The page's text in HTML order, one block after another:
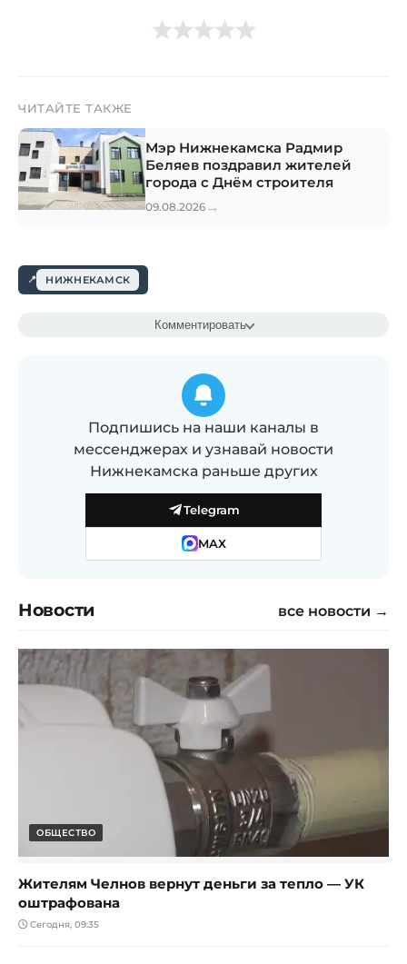
ЧИТАЙТЕ ТАКЖЕ
Мэр Нижнекамска Радмир
Беляев поздравил жителей
города с Днём строителя
09.08.2026 →
НИЖНЕКАМСК
Комментировать
Подпишись на наши каналы в
мессенджерах и узнавай новости
Нижнекамска раньше других
Telegram
MAX
Новости все новости →
ОБЩЕСТВО
Жителям Челнов вернут деньги за тепло — УК
оштрафована
Сегодня, 09:35